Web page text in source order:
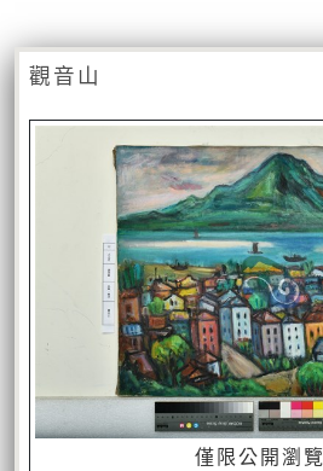
觀音山
僅限公開瀏覽